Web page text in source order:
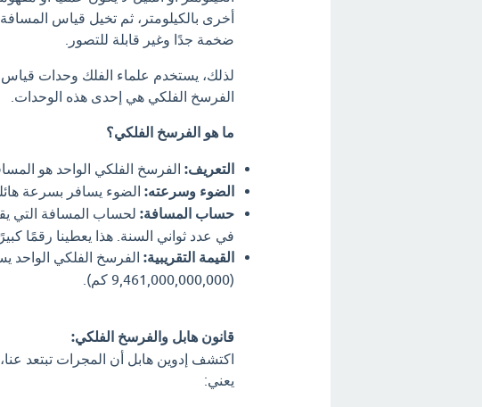
أخرى بالكيلومتر، ثم تخيل قياس
ضخمة جدًا وغير قابلة للتصور.
لذلك، يستخدم علماء الفلك وحدات
الفرسخ الفلكي هي إحدى هذه الوحدات.
ما هو الفرسخ الفلكي؟
التعريف: الفرسخ الفلكي الواحد هو
الضوء وسرعته: الضوء يسافر بسرعة هائلة، تقريبًا 300,000
حساب المسافة: لحساب المسافة التي
في عدد ثواني السنة. هذا يعطينا رقمًا
القيمة التقريبية:
(9,461,000,000,000 كم).
قانون هابل والفرسخ الفلكي:
اكتشف إدوين هابل أن المجرات تبتعد
يعني: